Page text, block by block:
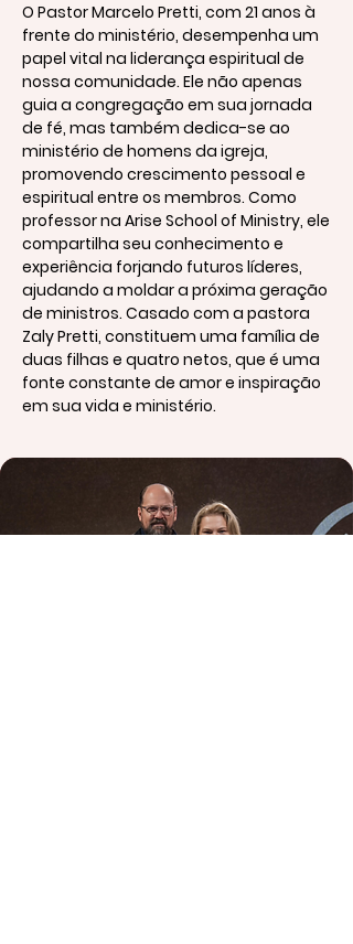
O Pastor Marcelo Pretti, com 21 anos à
frente do ministério, desempenha um
papel vital na liderança espiritual de
nossa comunidade. Ele não apenas
guia a congregação em sua jornada
de fé, mas também dedica-se ao
ministério de homens da igreja,
promovendo crescimento pessoal e
espiritual entre os membros. Como
professor na Arise School of Ministry, ele
compartilha seu conhecimento e
experiência forjando futuros líderes,
ajudando a moldar a próxima geração
de ministros. Casado com a pastora
Zaly Pretti, constituem uma família de
duas filhas e quatro netos, que é uma
fonte constante de amor e inspiração
em sua vida e ministério.